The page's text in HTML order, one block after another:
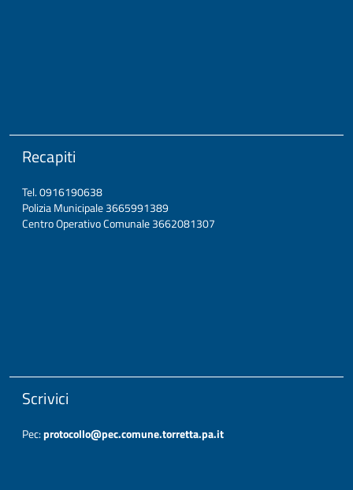
Recapiti
Tel. 0916190638
Polizia Municipale 3665991389
Centro Operativo Comunale 3662081307
Scrivici
Pec:protocollo@pec.comune.torretta.pa.it